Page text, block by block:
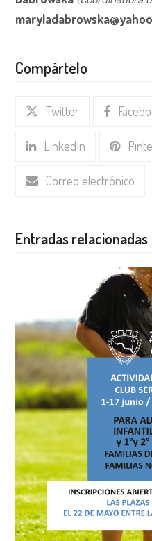
Compártelo
Twitter
LinkedIn
Correo electrónico
Entradas relacionadas